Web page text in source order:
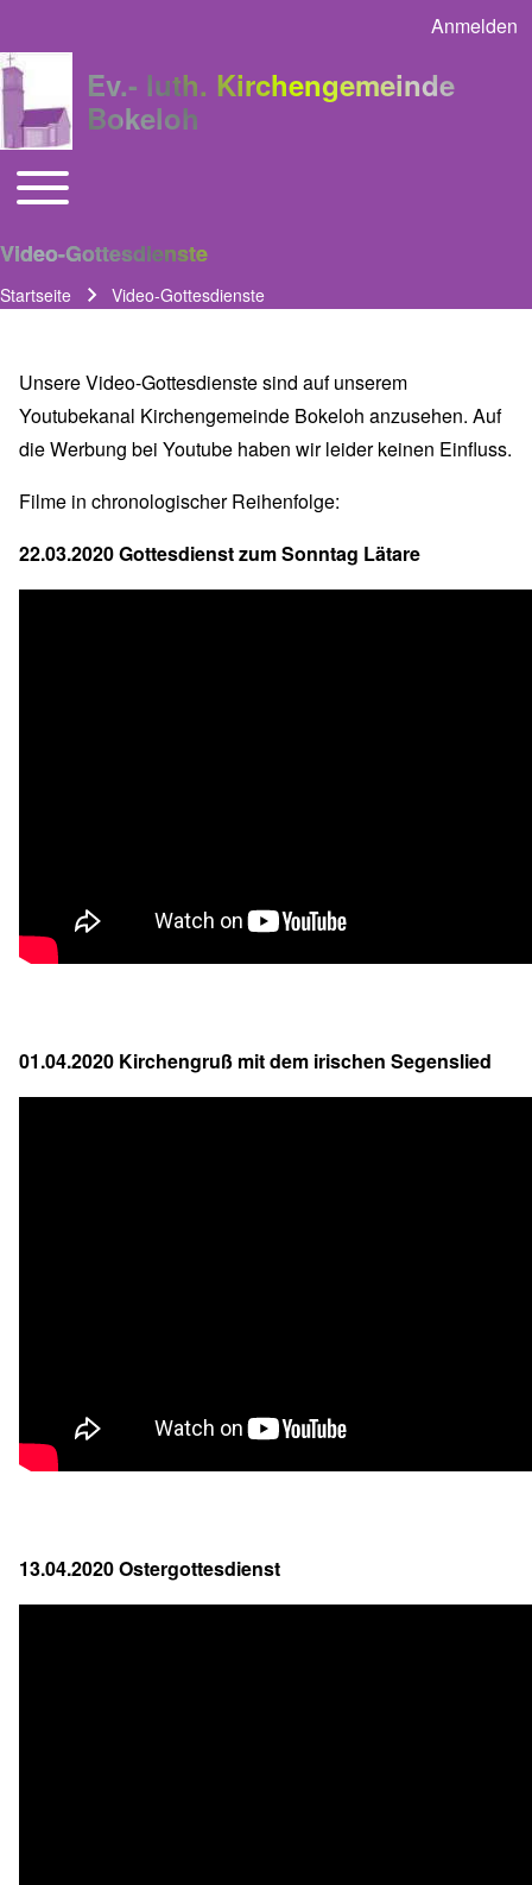
User
Anmelden
Ev.- luth. Kirchengemeinde
Bokeloh
Main navigation
Toggle main menu
Video-Gottesdienste
Pfadnavigation
Startseite Video-Gottesdienste
Unsere Video-Gottesdienste sind auf unserem
Youtubekanal Kirchengemeinde Bokeloh anzusehen. Auf
die Werbung bei Youtube haben wir leider keinen Einfluss.
Filme in chronologischer Reihenfolge:
22.03.2020 Gottesdienst zum Sonntag Lätare
01.04.2020 Kirchengruß mit dem irischen Segenslied
13.04.2020 Ostergottesdienst